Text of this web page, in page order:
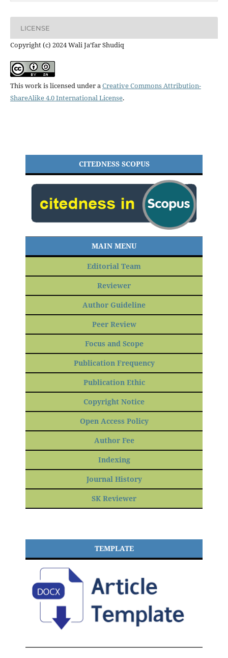
LICENSE
Copyright (c) 2024 Wali Ja’far Shudiq
This work is licensed under aCreative Commons Attribution-
ShareAlike 4.0 International License.
CITEDNESS SCOPUS
MAIN MENU
Editorial Team
Reviewer
Author Guideline
Peer Review
Focus and Scope
Publication Frequency
Publication Ethic
Copyright Notice
Open Access Policy
Author Fee
Indexing
Journal History
SK Reviewer
TEMPLATE